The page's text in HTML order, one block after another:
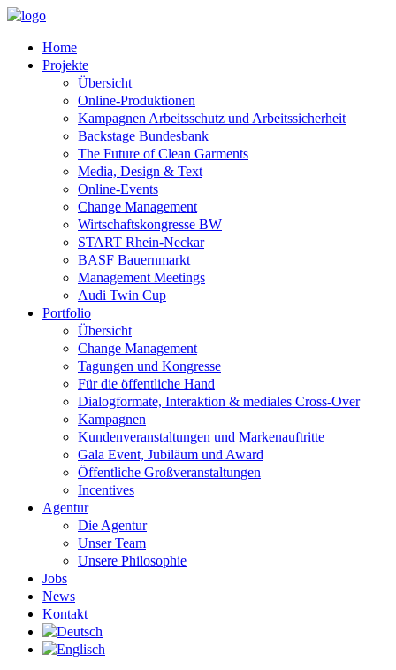
Home
Projekte
Übersicht
Online-Produktionen
Kampagnen Arbeitsschutz und Arbeitssicherheit
Backstage Bundesbank
The Future of Clean Garments
Media, Design & Text
Online-Events
Change Management
Wirtschaftskongresse BW
START Rhein-Neckar
BASF Bauernmarkt
Management Meetings
Audi Twin Cup
Portfolio
Übersicht
Change Management
Tagungen und Kongresse
Für die öffentliche Hand
Dialogformate, Interaktion & mediales Cross-Over
Kampagnen
Kundenveranstaltungen und Markenauftritte
Gala Event, Jubiläum und Award
Öffentliche Großveranstaltungen
Incentives
Agentur
Die Agentur
Unser Team
Unsere Philosophie
Jobs
News
Kontakt